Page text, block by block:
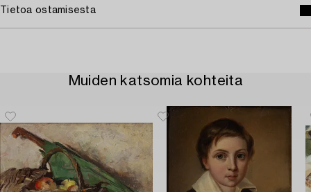
Tietoa ostamisesta
Muiden katsomia kohteita